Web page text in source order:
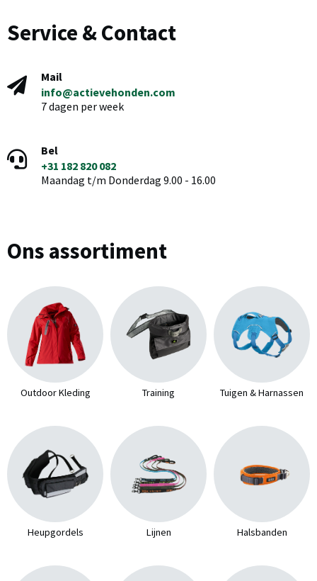
Service & Contact
Mail
info@actievehonden.com
7 dagen per week
Bel
+31 182 820 082
Maandag t/m Donderdag 9.00 - 16.00
Ons assortiment
Outdoor Kleding Training Tuigen & Harnassen
Heupgordels Lijnen Halsbanden